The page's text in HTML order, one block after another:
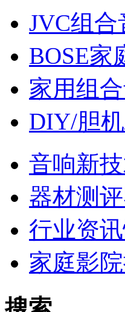
JVC组
BOSE家
家用组
DIY/胆
音响新
器材测
行业资
家庭影